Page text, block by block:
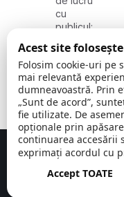
cu
publicul:
08:00 -
16:30
, vineri:
08:00 -
14:00
Comuna Cerchezu ©
Concept realizat de
Acest site
Folosim cookie-uri pe
mai relevantă
dumneavoastră. Prin
„Sunt de acord”,
fie utilizate. De
opționale prin
continuarea accesării
exprimați acordul cu
Accept TOATE